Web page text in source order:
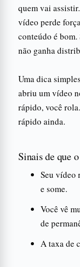
quem vai
vídeo perde
conteúdo é
não ganha
Uma dica
abriu um vídeo
rápido, você
rápido ainda.
Sinais de que
Seu vídeo
e some.
Você vê
de
A taxa de